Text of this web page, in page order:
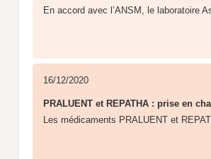
En accord avec l’ANSM, le laboratoire
16/12/2020
PRALUENT et REPATHA : prise en
Les médicaments PRALUENT et